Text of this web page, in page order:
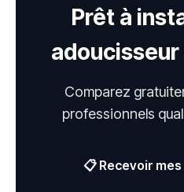
Prêt à
adoucisseur
Comparez
professionnels
📋 Recevoir